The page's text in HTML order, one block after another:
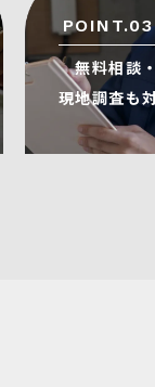
POINT.03
無料相談
現地調査も